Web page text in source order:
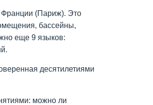
(Париж). Это
бассейны,
еще 9 языков:
десятилетиями
можно ли